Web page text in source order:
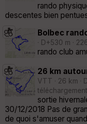
rando
descentes bien
Bolbec
· D+530 m ·
rando club
26 km
VTT · 26 km ·
sortie
30/12/2018 Pas de
de quoi s'amuser